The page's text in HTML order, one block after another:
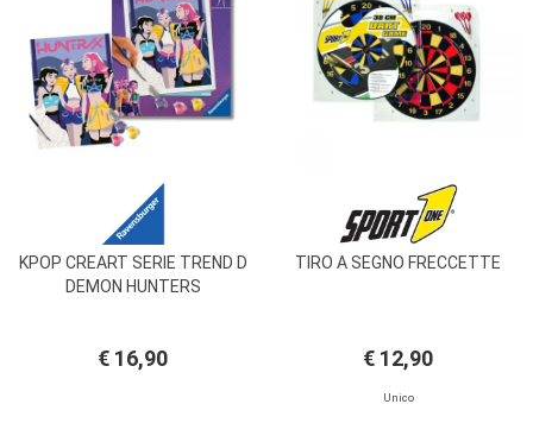
KPOP CREART SERIE TREND D
DEMON HUNTERS
€ 16,90
TIRO A SEGNO FRECCETTE
€ 12,90
Unico